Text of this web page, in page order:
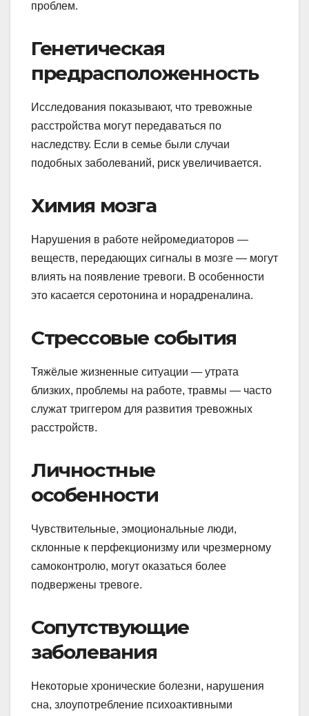
проблем.
Генетическая
предрасположенность
Исследования показывают, что тревожные
расстройства могут передаваться по
наследству. Если в семье были случаи
подобных заболеваний, риск увеличивается.
Химия мозга
Нарушения в работе нейромедиаторов —
веществ, передающих сигналы в мозге — могут
влиять на появление тревоги. В особенности
это касается серотонина и норадреналина.
Стрессовые события
Тяжёлые жизненные ситуации — утрата
близких, проблемы на работе, травмы — часто
служат триггером для развития тревожных
расстройств.
Личностные
особенности
Чувствительные, эмоциональные люди,
склонные к перфекционизму или чрезмерному
самоконтролю, могут оказаться более
подвержены тревоге.
Сопутствующие
заболевания
Некоторые хронические болезни, нарушения
сна, злоупотребление психоактивными